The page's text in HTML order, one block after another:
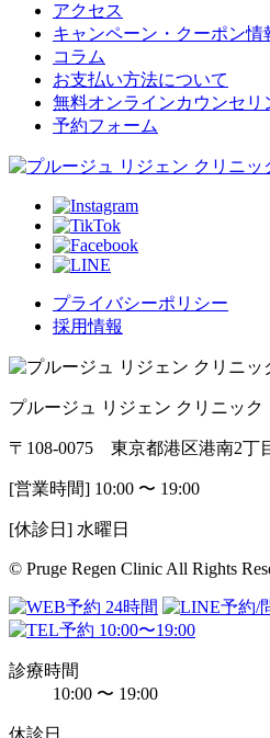
アクセス
キャンペーン・クーポン情
コラム
お支払い方法について
無料オンラインカウンセリ
予約フォーム
プライバシーポリシー
採用情報
プルージュ リジェン クリニック
〒108-0075 東京都港区港南2丁
[営業時間] 10:00 〜 19:00
[休診日] 水曜日
© Pruge Regen Clinic All Rights
診療時間
10:00 〜 19:00
休診日